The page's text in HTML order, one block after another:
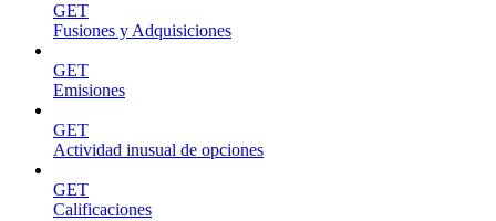
GET
Fusiones y Adquisiciones
GET
Emisiones
GET
Actividad inusual de opciones
GET
Calificaciones